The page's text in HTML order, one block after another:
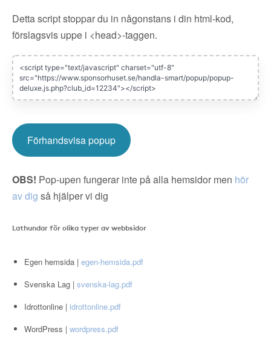
Detta script stoppar du in någonstans i din html-kod,
förslagsvis uppe i <head>-taggen.
Förhandsvisa popup
OBS! Pop-upen fungerar inte på alla hemsidor men hör
av dig så hjälper vi dig
Lathundar för olika typer av webbsidor
Egen hemsida | egen-hemsida.pdf
Svenska Lag | svenska-lag.pdf
Idrottonline | idrottonline.pdf
WordPress | wordpress.pdf